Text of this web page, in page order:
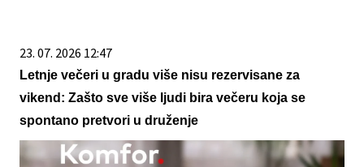
23. 07. 2026 12:47
Letnje večeri u gradu više nisu rezervisane za
vikend: Zašto sve više ljudi bira večeru koja se
spontano pretvori u druženje